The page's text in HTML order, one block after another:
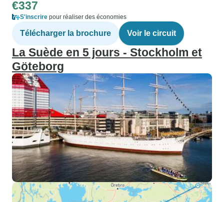
€337
S'inscrire pour réaliser des économies
Télécharger la brochure Voir le circuit
La Suède en 5 jours - Stockholm et
Göteborg